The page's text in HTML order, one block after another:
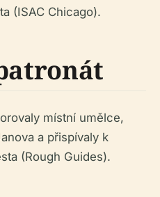
(ISAC Chicago).
místní umělce,
a přispívaly k
(Rough Guides).